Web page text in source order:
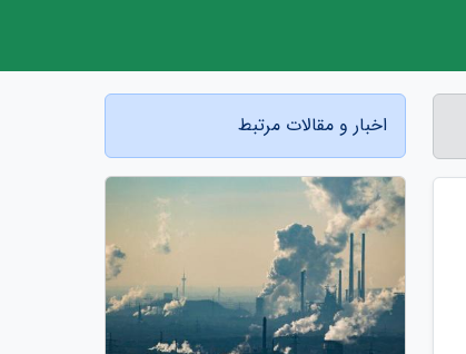
اخبار و مقالات مرتبط